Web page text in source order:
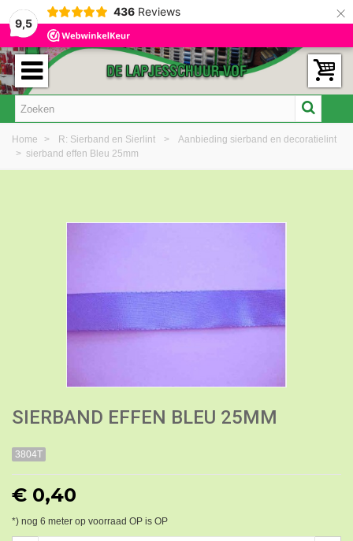
9,5
436 Reviews ×
Home > R: Sierband en Sierlint >
Aanbieding sierband en decoratielint
> sierband effen Bleu 25mm
SIERBAND EFFEN BLEU 25MM
3804T
€ 0,40
*) nog 6 meter op voorraad OP is OP